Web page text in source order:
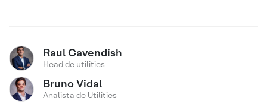
Raul Cavendish
Head de utilities
Bruno Vidal
Analista de Utilities